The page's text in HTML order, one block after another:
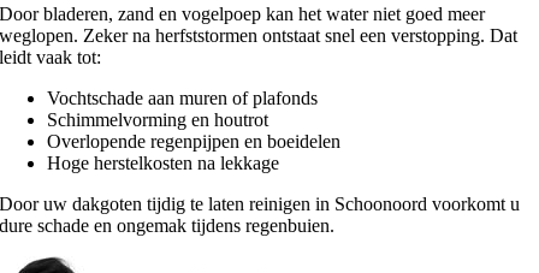
Door bladeren, zand en vogelpoep kan het water niet goed meer
weglopen. Zeker na herfststormen ontstaat snel een verstopping. Dat
leidt vaak tot:
Vochtschade aan muren of plafonds
Schimmelvorming en houtrot
Overlopende regenpijpen en boeidelen
Hoge herstelkosten na lekkage
Door uw dakgoten tijdig te laten reinigen in Schoonoord voorkomt u
dure schade en ongemak tijdens regenbuien.